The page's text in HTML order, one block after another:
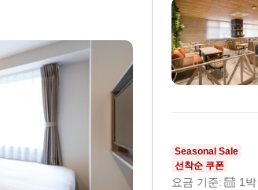
Seasonal Sale
선착순 쿠폰
요금 기준: 1박